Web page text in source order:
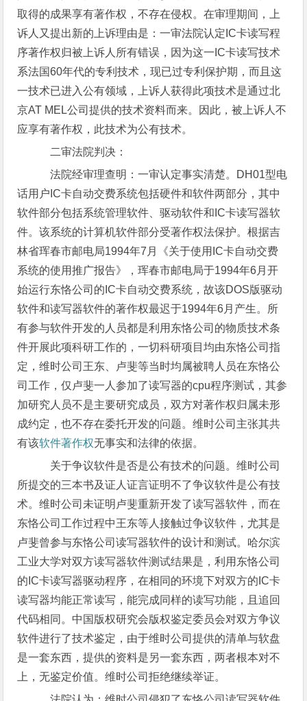
取得的成果享有著作权，不存在侵权。在审理期间，上
诉人又提出新的上诉理由是：一审法院认定IC卡读写程
序著作权归被上诉人所有错误，因为这一IC卡读写技术
系法国60年代的专利技术，现已过专利保护期，而且这
一技术已进入公有领域，上诉人获得此项技术是通过北
京AT MEL公司提供的技术资料而来。因此，被上诉人不
应享有著作权，此技术为公有技术。
二审法院判决：
法院经审理查明：一审认定事实清楚。DH01型电
话用户IC卡自动交费系统包括硬件和软件两部分，其中
软件部分包括系统管理软件、驱动软件和IC卡读写器软
件。该系统的计算机软件部分受著作权法保护。根据吉
林省珲春市邮电局1994年7月《关于使用IC卡自动交费
系统的使用推广报告》，珲春市邮电局于1994年6月开
始运行东恪公司的IC卡自动交费系统，故该DOS版驱动
软件和读写器软件的著作权最迟于1994年6月产生。所
有参与软件开发的人员都是利用东恪公司的物质技术条
件开展此项科研工作的，一切科研项目均由东恪公司指
定，维时公司王东、卢斐等当时均属被聘人员在东恪公
司工作，仅卢斐一人参加了读写器的cpu程序测试，其参
加研究人员不是主要研究成员，双方对著作权归属未形
成约定，也不存在委托开发的问题。维时公司主张其共
有该软件著作权无事实和法律的依据。
关于争议软件是否是公有技术的问题。维时公司
所提交的三本书及证人证言证明不了争议软件是公有技
术。维时公司未证明卢斐重新开发了读写器软件，而在
东恪公司工作过程中王东等人接触过争议软件，尤其是
卢斐曾参与东恪公司读写器软件的设计和测试。哈尔滨
工业大学对双方读写器软件测试结果是，利用东恪公司
的IC卡读写器驱动程序，在相同的环境下对双方的IC卡
读写器均能正常读写，能完成同样的读写功能，且追回
代码相同。中国版权研究会版权鉴定委员会对双方争议
软件进行了技术鉴定，由于维时公司提供的清单与软盘
是一套东西，提供的资料是另一套东西，两者根本对不
上，无鉴定价值。维时公司拒绝继续举证。